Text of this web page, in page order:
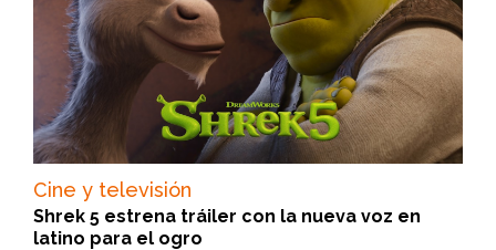
Cine y televisión
Shrek 5 estrena tráiler con la nueva voz en
latino para el ogro